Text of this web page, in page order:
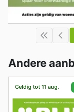
Andere
Geldig tot 11 aug.